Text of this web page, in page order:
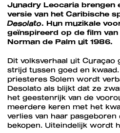
Junadry Leocaria brengen
versie van het Caribische
Desolato. Hun muzikale
geïnspireerd op de film van
Norman de Palm uit 1986.
Dit volksverhaal uit Curaçao
strijd tussen goed en
priesteres Solem wordt
Desolato als blijkt dat ze
het geestenrijk van de
meerdere keren met het
verlies van haar
bekopen. Uiteindelijk wordt